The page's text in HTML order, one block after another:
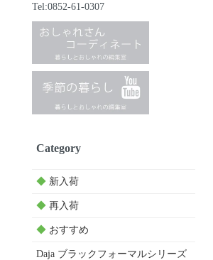
Tel:0852-61-0307
Category
◆ 新入荷
◆ 再入荷
◆ おすすめ
Daja ブラックフォーマルシリーズ